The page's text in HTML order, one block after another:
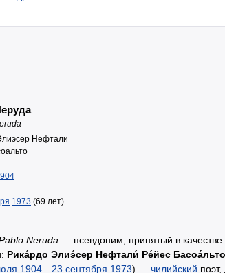
Нефтали
1973 (69 лет)
Neruda — псевдоним, принятый в качестве
Рика́рдо Элиэ́сер Нефтали́ Ре́йес Басоа́льто
1904—23 сентября 1973) — чилийский